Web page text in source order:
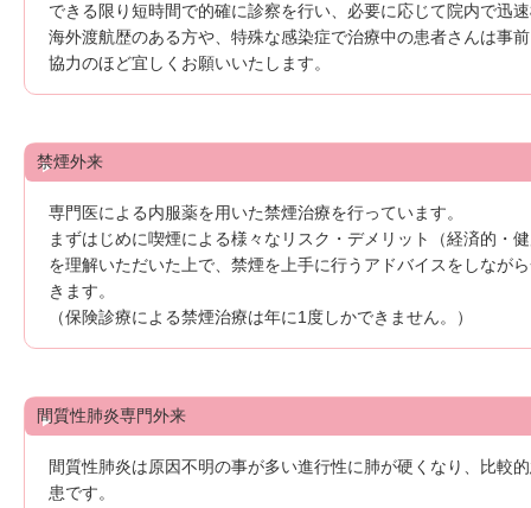
できる限り短時間で的確に診察を行い、必要に応じて院内で迅
海外渡航歴のある方や、特殊な感染症で治療中の患者さんは事
協力のほど宜しくお願いいたします。
禁煙外来
専門医による内服薬を用いた禁煙治療を行っています。
まずはじめに喫煙による様々なリスク・デメリット（経済的・
を理解いただいた上で、禁煙を上手に行うアドバイスをしなが
きます。
（保険診療による禁煙治療は年に1度しかできません。）
間質性肺炎専門外来
間質性肺炎は原因不明の事が多い進行性に肺が硬くなり、比較
患です。